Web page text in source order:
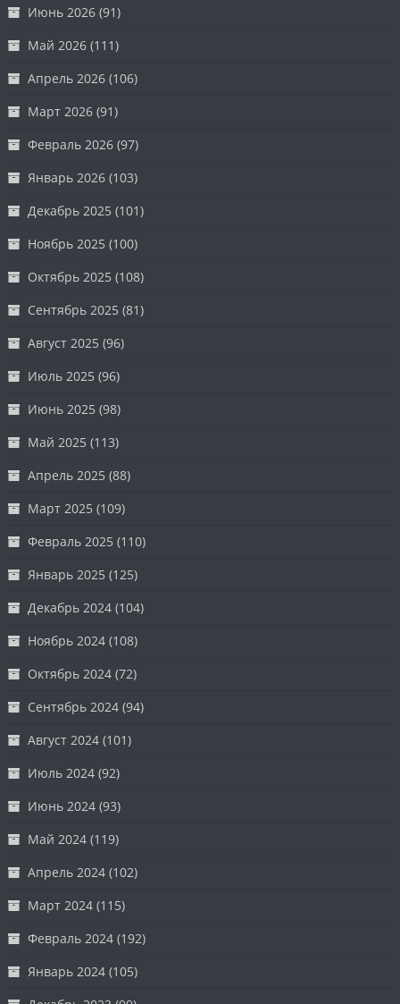
Июнь 2026 (91)
Май 2026 (111)
Апрель 2026 (106)
Март 2026 (91)
Февраль 2026 (97)
Январь 2026 (103)
Декабрь 2025 (101)
Ноябрь 2025 (100)
Октябрь 2025 (108)
Сентябрь 2025 (81)
Август 2025 (96)
Июль 2025 (96)
Июнь 2025 (98)
Май 2025 (113)
Апрель 2025 (88)
Март 2025 (109)
Февраль 2025 (110)
Январь 2025 (125)
Декабрь 2024 (104)
Ноябрь 2024 (108)
Октябрь 2024 (72)
Сентябрь 2024 (94)
Август 2024 (101)
Июль 2024 (92)
Июнь 2024 (93)
Май 2024 (119)
Апрель 2024 (102)
Март 2024 (115)
Февраль 2024 (192)
Январь 2024 (105)